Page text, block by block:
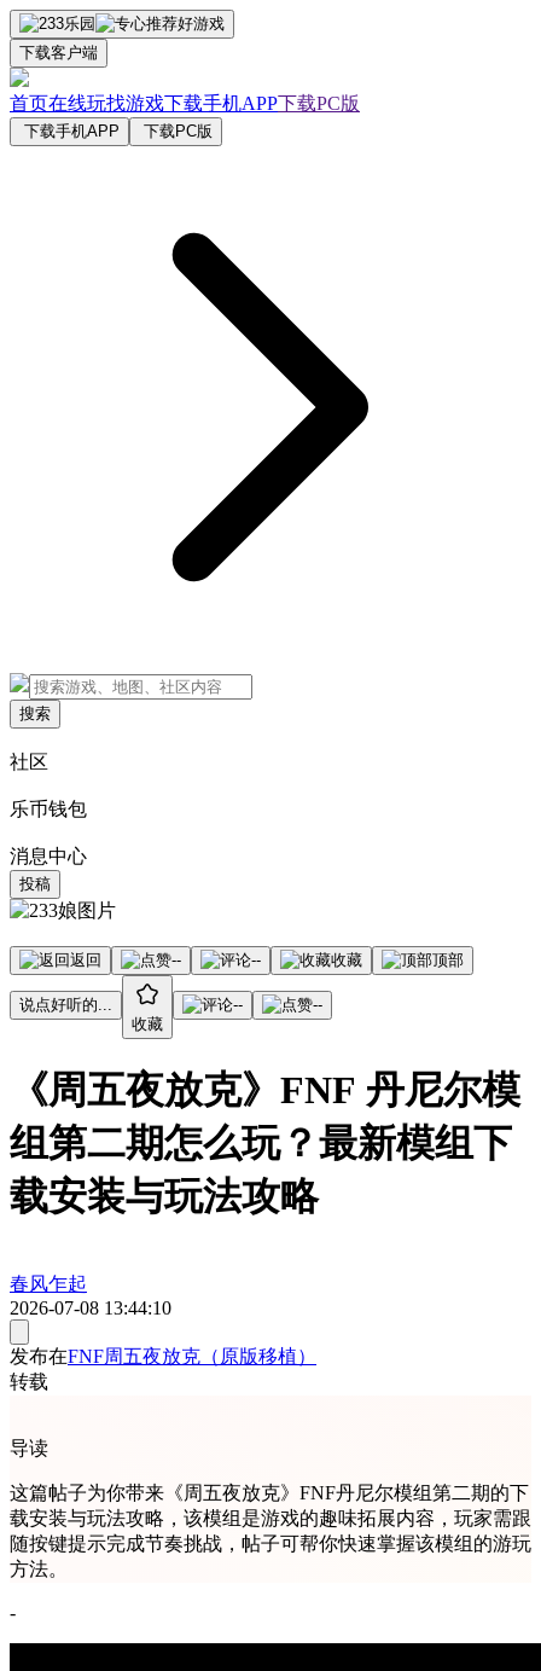
下载客户端
首页在线玩找游戏下载手机APP下载PC版
下载手机APP 下载PC版
搜索
社区
乐币钱包
消息中心
投稿
返回 -- -- 收藏 顶部
说点好听的...
收藏
-- --
《周五夜放克》FNF 丹尼尔模
组第二期怎么玩？最新模组下
载安装与玩法攻略
春风乍起
2026-07-08 13:44:10
发布在FNF周五夜放克（原版移植）
转载
导读
这篇帖子为你带来《周五夜放克》FNF丹尼尔模组第二期的下
载安装与玩法攻略，该模组是游戏的趣味拓展内容，玩家需跟
随按键提示完成节奏挑战，帖子可帮你快速掌握该模组的游玩
方法。
-